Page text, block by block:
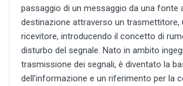
passaggio di un messaggio da una fonte
destinazione attraverso un trasmettitore,
ricevitore, introducendo il concetto di
disturbo del segnale. Nato in ambito
trasmissione dei segnali, è diventato la
dell’informazione e un riferimento per la